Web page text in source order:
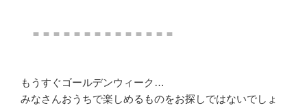
＝＝＝＝＝＝＝＝＝＝＝＝＝＝
もうすぐゴールデンウィーク…
みなさんおうちで楽しめるものをお探しではないでしょ